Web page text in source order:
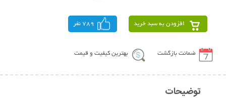
افزودن به سبد خرید 789 نفر
ضمانت بازگشت بهترین کیفیت و قیمت
توضیحات